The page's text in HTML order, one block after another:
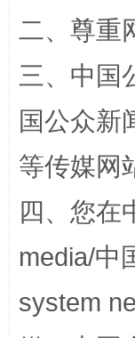
解纷+调解
站台名
二、尊重
三、中国
国公众新
等传媒网
四、您在
media/中
system